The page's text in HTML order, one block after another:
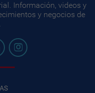
Información, videos y
y negocios de